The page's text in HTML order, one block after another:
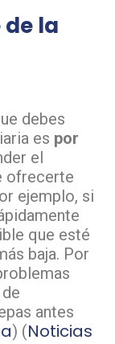
la
debes
es por
el
ofrecerte
ejemplo, si
que esté
baja. Por
antes
)​​ (Noticias